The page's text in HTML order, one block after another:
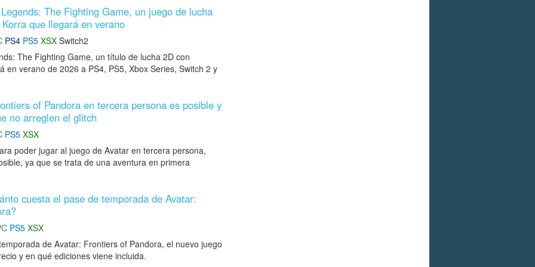
The Fighting Game, un juego de lucha
que llegará en verano
PS4 PS5 XSX Switch2
The Fighting Game, un título de lucha 2D con
en verano de 2026 a PS4, PS5, Xbox Series, Switch 2 y
of Pandora en tercera persona es posible y
no arreglen el glitch
PS5 XSX
poder jugar al juego de Avatar en tercera persona,
ya que se trata de una aventura en primera
cuesta el pase de temporada de Avatar:
PS5 XSX
de Avatar: Frontiers of Pandora, el nuevo juego
y en qué ediciones viene incluida.